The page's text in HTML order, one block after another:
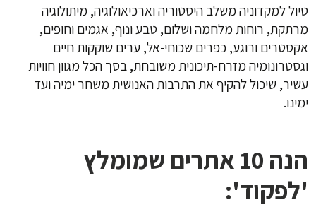
טיול למקדוניה משלב היסטוריה וארכיאולוגיה, מיתולוגיה
מרתקת, רוחות מלחמה ושלום, טבע ונוף, אגמים וחופים,
אקסטרים ורוגע, כפרים שכוחי-אל, ערים שוקקות חיים
וגסטרונומיה מזרח-תיכונית משובחת, בסך הכל מגוון חוויות
עשיר, שיכול להקיף את התרבות האנושית משחר ימיה ועד
ימינו.
הנה 10 אתרים שמומלץ
'לפקוד':